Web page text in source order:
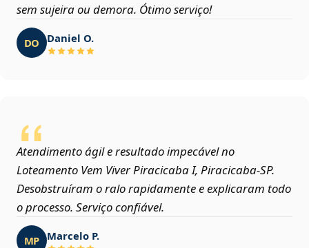
sem sujeira ou demora. Ótimo serviço!
DO Daniel O.
Atendimento ágil e resultado impecável no
Loteamento Vem Viver Piracicaba I, Piracicaba‑SP.
Desobstruíram o ralo rapidamente e explicaram todo
o processo. Serviço confiável.
MP Marcelo P.